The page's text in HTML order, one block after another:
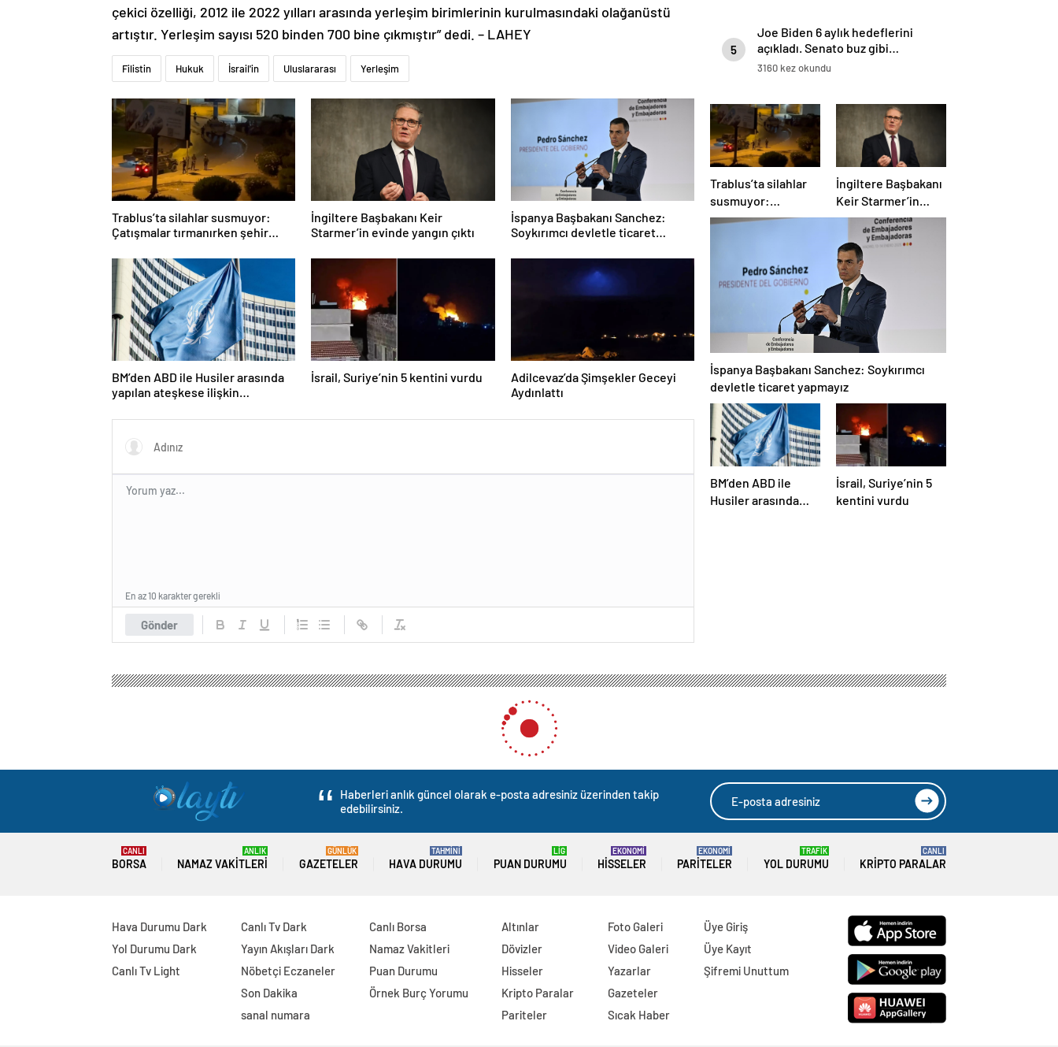
çekici özelliği, 2012 ile 2022 yılları arasında yerleşim birimlerinin kurulmasındaki olağanüstü
artıştır. Yerleşim sayısı 520 binden 700 bine çıkmıştır” dedi. – LAHEY
Filistin Hukuk İsrail'in Uluslararası Yerleşim
Trablus’ta silahlar susmuyor:
Çatışmalar tırmanırken şehir
İngiltere Başbakanı Keir
Starmer’in evinde yangın çıktı
İspanya Başbakanı Sanchez:
Soykırımcı devletle ticaret
BM’den ABD ile Husiler arasında
yapılan ateşkese ilişkin
İsrail, Suriye’nin 5 kentini vurdu
Adilcevaz’da Şimşekler Geceyi
Aydınlattı
Gönder
En az 10 karakter gerekli
5
Joe Biden 6 aylık hedeflerini
açıkladı. Senato buz gibi…
3160 kez okundu
Trablus’ta silahlar
susmuyor:
Çatışmalar
İngiltere Başbakanı
Keir Starmer’in
evinde yangın çıktı
İspanya Başbakanı Sanchez: Soykırımcı
devletle ticaret yapmayız
BM’den ABD ile
Husiler arasında
İsrail, Suriye’nin 5
kentini vurdu
Haberleri anlık güncel olarak e-posta adresiniz üzerinden takip
edebilirsiniz.
BORSA
CANLI
NAMAZ VAKITLERI
ANLIK
GAZETELER
GÜNLÜK
HAVA DURUMU
TAHMİNİ
PUAN DURUMU
LİG
HISSELER
EKONOMİ
PARITELER
EKONOMİ
YOL DURUMU
TRAFİK
KRIPTO PARALAR
CANLI
Hava Durumu Dark
Yol Durumu Dark
Canlı Tv Light
Canlı Tv Dark
Yayın Akışları Dark
Nöbetçi Eczaneler
Son Dakika
sanal numara
Canlı Borsa
Namaz Vakitleri
Puan Durumu
Örnek Burç Yorumu
Altınlar
Dövizler
Hisseler
Kripto Paralar
Pariteler
Foto Galeri
Video Galeri
Yazarlar
Gazeteler
Sıcak Haber
Üye Giriş
Üye Kayıt
Şifremi Unuttum